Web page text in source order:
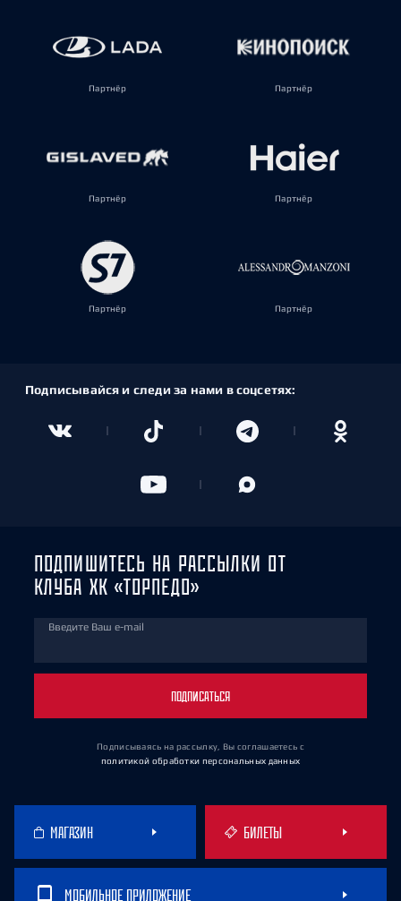
Партнёр Партнёр
Партнёр Партнёр
Партнёр Партнёр
Подписывайся и следи за нами в соцсетях:
ПОДПИШИТЕСЬ НА РАССЫЛКИ ОТ
КЛУБА ХК «ТОРПЕДО»
Введите Ваш e-mail
ПОДПИСАТЬСЯ
Подписываясь на рассылку, Вы соглашаетесь с
политикой обработки персональных данных
МАГАЗИН БИЛЕТЫ
МОБИЛЬНОЕ ПРИЛОЖЕНИЕ